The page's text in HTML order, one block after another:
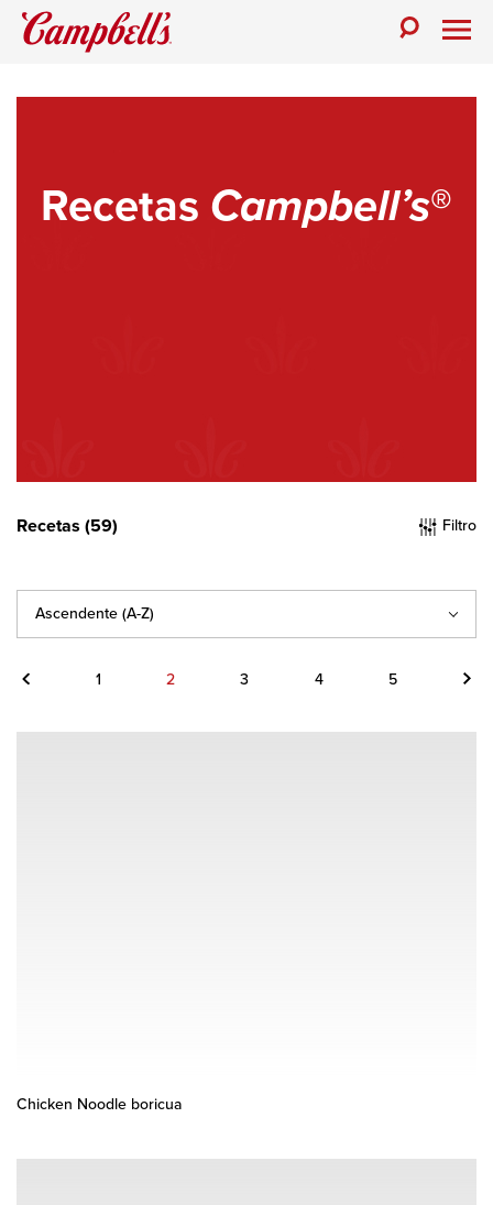
Recetas Campbell’s®
Recetas (59) Filtro
1 2 3 4 5
Chicken Noodle boricua